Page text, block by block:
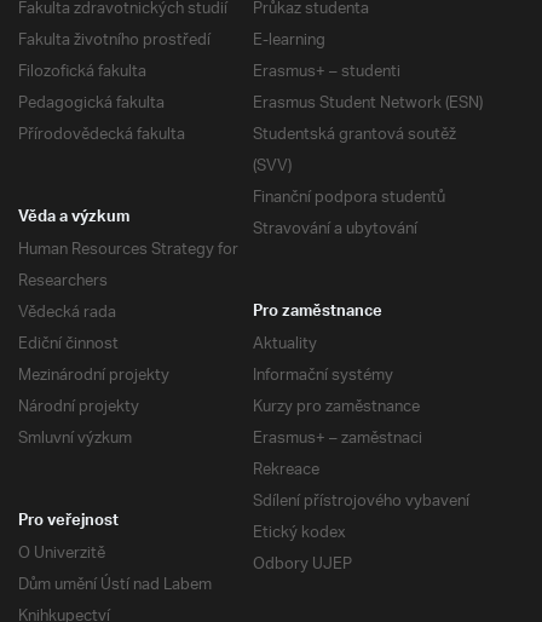
Fakulta zdravotnických studií
Fakulta životního prostředí
Filozofická fakulta
Pedagogická fakulta
Přírodovědecká fakulta
Průkaz studenta
E-learning
Erasmus+ – studenti
Erasmus Student Network (ESN)
Studentská grantová soutěž
(SVV)
Finanční podpora studentů
Stravování a ubytování
Věda a výzkum
Human Resources Strategy for
Researchers
Vědecká rada
Ediční činnost
Mezinárodní projekty
Národní projekty
Smluvní výzkum
Pro zaměstnance
Aktuality
Informační systémy
Kurzy pro zaměstnance
Erasmus+ – zaměstnaci
Rekreace
Sdílení přístrojového vybavení
Etický kodex
Odbory UJEP
Pro veřejnost
O Univerzitě
Dům umění Ústí nad Labem